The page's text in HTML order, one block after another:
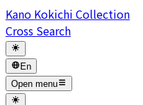
Kano Kokichi Collection
Cross Search
En
Open menu